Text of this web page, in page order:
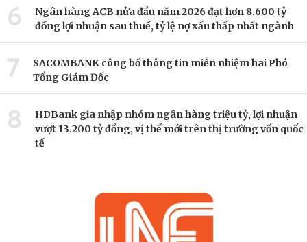
6
Ngân hàng ACB nửa đầu năm 2026 đạt hơn 8.600 tỷ
đồng lợi nhuận sau thuế, tỷ lệ nợ xấu thấp nhất ngành
7
SACOMBANK công bố thông tin miễn nhiệm hai Phó
Tổng Giám Đốc
8
HDBank gia nhập nhóm ngân hàng triệu tỷ, lợi nhuận
vượt 13.200 tỷ đồng, vị thế mới trên thị trường vốn quốc
tế